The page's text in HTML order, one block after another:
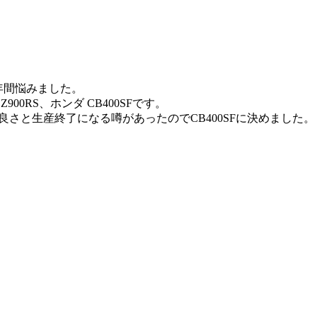
悩みました。
、ホンダ CB400SFです。
と生産終了になる噂があったのでCB400SFに決めました。